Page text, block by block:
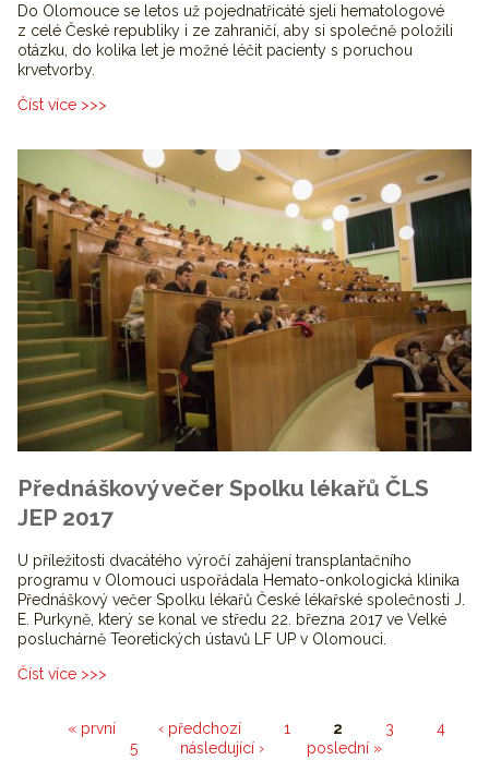
Do Olomouce se letos už pojednatřicáté sjeli hematologové
z celé České republiky i ze zahraničí, aby si společně položili
otázku, do kolika let je možné léčit pacienty s poruchou
krvetvorby.
Číst více >>>
Přednáškový večer Spolku lékařů ČLS
JEP 2017
U příležitosti dvacátého výročí zahájení transplantačního
programu v Olomouci uspořádala Hemato-onkologická klinika
Přednáškový večer Spolku lékařů České lékařské společnosti J.
E. Purkyně, který se konal ve středu 22. března 2017 ve Velké
posluchárně Teoretických ústavů LF UP v Olomouci.
Číst více >>>
Stránky
« první ‹ předchozí 1 2 3
4
5
následující › poslední »